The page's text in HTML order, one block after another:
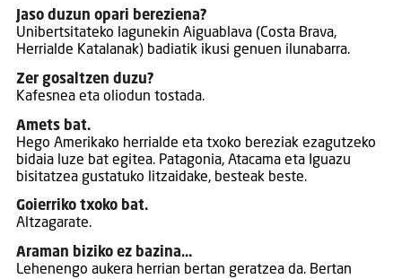
Jaso duzun opari bereziena?
Unibertsitateko lagunekin Aiguablava (Costa Brava,
Herrialde Katalanak) badiatik ikusi genuen ilunabarra.
Zer gosaltzen duzu?
Kafesnea eta oliodun tostada.
Amets bat.
Hego Amerikako herrialde eta txoko bereziak ezagutzeko
bidaia luze bat egitea. Patagonia, Atacama eta Iguazu
bisitatzea gustatuko litzaidake, besteak beste.
Goierriko txoko bat.
Altzagarate.
Araman biziko ez bazina…
Lehenengo aukera herrian bertan geratzea da. Bertan